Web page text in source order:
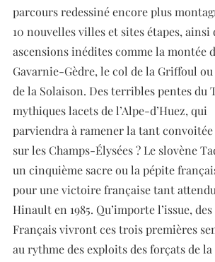
parcours redessiné encore plus
10 nouvelles villes et sites étapes, ainsi
ascensions inédites comme la montée
Gavarnie-Gèdre, le col de la Griffoul
de la Solaison. Des terribles pentes du
mythiques lacets de l’Alpe-d’Huez, qui
parviendra à ramener la tant
sur les Champs-Élysées ? Le slovène
un cinquième sacre ou la pépite
pour une victoire française tant
Hinault en 1985. Qu’importe l’issue,
Français vivront ces trois premières
au rythme des exploits des forçats de